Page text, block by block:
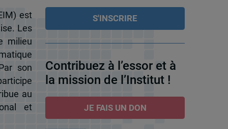
est
Les
milieu
son
au
et
Contribuez à l’essor et à
la mission de l’Institut !
JE FAIS UN DON